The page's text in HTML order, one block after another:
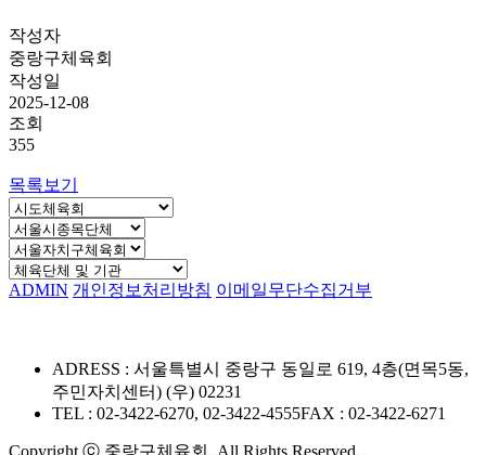
작성자
중랑구체육회
작성일
2025-12-08
조회
355
목록보기
ADMIN 개인정보처리방침 이메일무단수집거부
ADRESS : 서울특별시 중랑구 동일로 619, 4층(면목5동,
주민자치센터) (우) 02231
TEL : 02-3422-6270, 02-3422-4555FAX : 02-3422-6271
Copyright ⓒ 중랑구체육회. All Rights Reserved.